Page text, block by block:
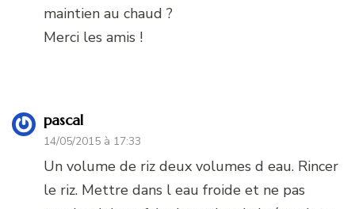
maintien au chaud ?
Merci les amis !
pascal
14/05/2015 à 17:33
Un volume de riz deux volumes d eau. Rincer
le riz. Mettre dans l eau froide et ne pas